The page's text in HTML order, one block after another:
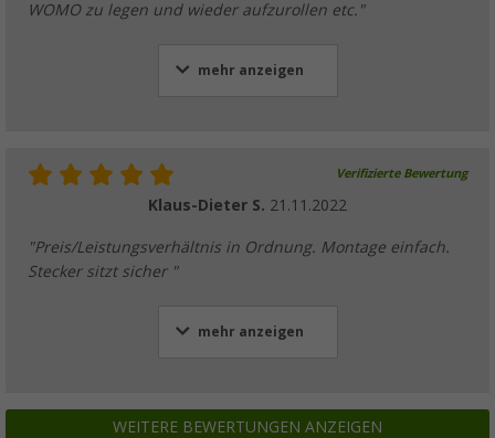
WOMO zu legen und wieder aufzurollen etc."
mehr anzeigen
Verifizierte Bewertung
Klaus-Dieter S. 21.11.2022
"Preis/Leistungsverhältnis in Ordnung. Montage einfach.
Stecker sitzt sicher "
mehr anzeigen
WEITERE BEWERTUNGEN ANZEIGEN